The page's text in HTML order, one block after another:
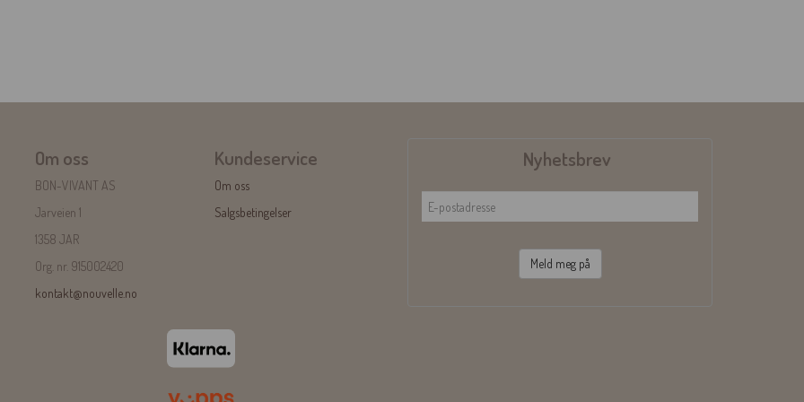
Om oss
BON-VIVANT AS
Jarveien 1
1358 JAR
Org. nr. 915002420
kontakt@nouvelle.no
Kundeservice
Om oss
Salgsbetingelser
Nyhetsbrev
Meld meg på